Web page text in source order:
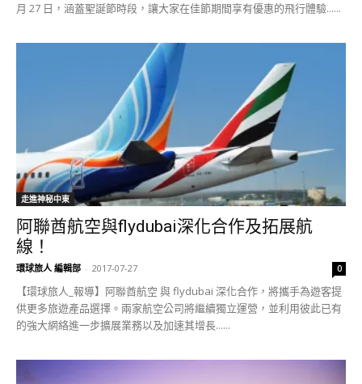
月 27 日，涵蓋聖誕節時段，讓大家在佳節期間享有優惠的飛行體驗......
走進神秘中東
阿聯酋航空與flydubai深化合作及拓展航
線！
環球旅人 編輯部 - 2017-07-27 0
【環球旅人_報導】阿聯酋航空 與 flydubai 深化合作，將攜手為遊客提
供更多旅遊產品選擇。兩家航空公司將繼續獨立運營，並利用彼此已有
的強大網絡進一步擴展業務以及加速其增長......